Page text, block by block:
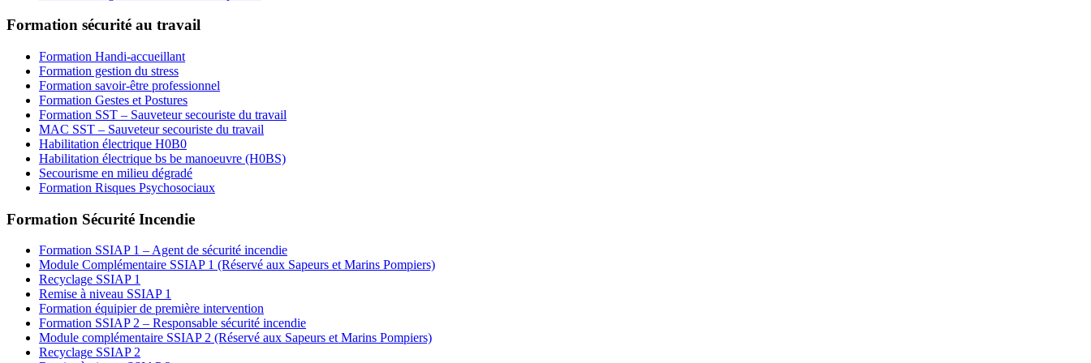
Formation sécurité au travail
Formation Handi-accueillant
Formation gestion du stress
Formation savoir-être professionnel
Formation Gestes et Postures
Formation SST – Sauveteur secouriste du travail
MAC SST – Sauveteur secouriste du travail
Habilitation électrique H0B0
Habilitation électrique bs be manoeuvre (H0BS)
Secourisme en milieu dégradé
Formation Risques Psychosociaux
Formation Sécurité Incendie
Formation SSIAP 1 – Agent de sécurité incendie
Module Complémentaire SSIAP 1 (Réservé aux Sapeurs et Marins Pompiers)
Recyclage SSIAP 1
Remise à niveau SSIAP 1
Formation équipier de première intervention
Formation SSIAP 2 – Responsable sécurité incendie
Module complémentaire SSIAP 2 (Réservé aux Sapeurs et Marins Pompiers)
Recyclage SSIAP 2